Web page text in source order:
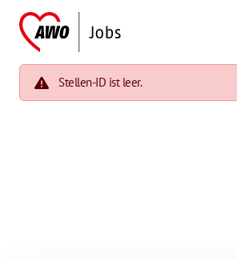
Stellen-ID ist leer.